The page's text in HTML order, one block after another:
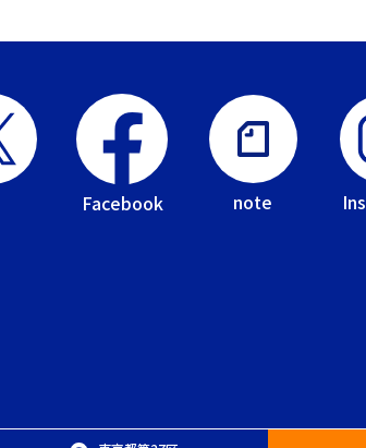
Facebook note